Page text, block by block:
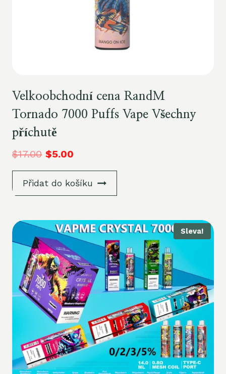
Velkoobchodní cena RandM
Tornado 7000 Puffs Vape Všechny
příchutě
$17.00 $5.00
Přidat do košíku
Sleva!